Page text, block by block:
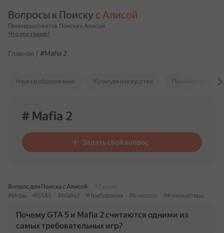
Вопросы к Поиску с Алисой
Примеры ответов Поиска с Алисой
Что это такое?
Главная / #Mafia 2
Наука и образование Культура и искусство Психология и
# Mafia 2
Задать свой вопрос
Вопрос для Поиска с Алисой
17 июля
#Игры
#GTA5 #Mafia2 #Требования #Консоли #Компьютеры
Почему GTA 5 и Mafia 2 считаются одними из
самых требовательных игр?